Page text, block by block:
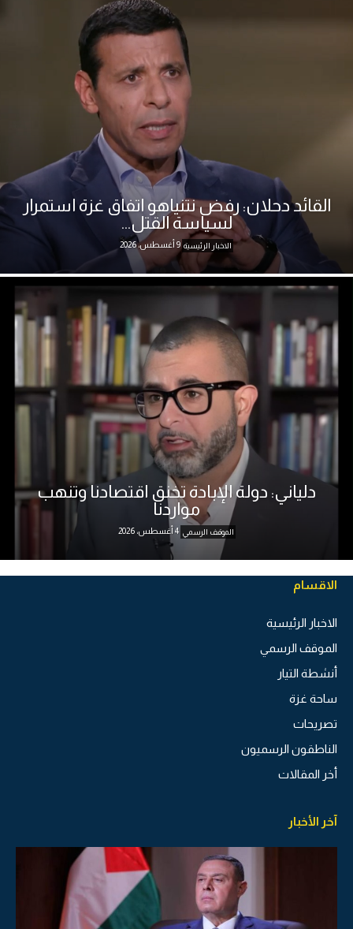
القائد دحلان: رفض نتنياهو اتفاق غزة استمرار
لسياسة القتل...
الاخبار الرئيسية 9 أغسطس، 2026
دلياني: دولة الإبادة تخنق اقتصادنا وتنهب
مواردنا
الموقف الرسمي 4 أغسطس، 2026
الاقسام
الاخبار الرئيسية
الموقف الرسمي
أنشطة التيار
ساحة غزة
تصريحات
الناطقون الرسميون
أخر المقالات
آخر الأخبار